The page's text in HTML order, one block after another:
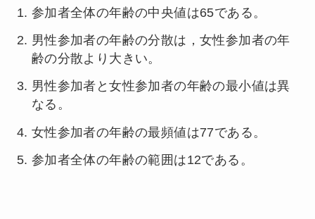
参加者全体の年齢の中央値は65である。
男性参加者の年齢の分散は，女性参加者の年
齢の分散より大きい。
男性参加者と女性参加者の年齢の最小値は異
なる。
女性参加者の年齢の最頻値は77である。
参加者全体の年齢の範囲は12である。